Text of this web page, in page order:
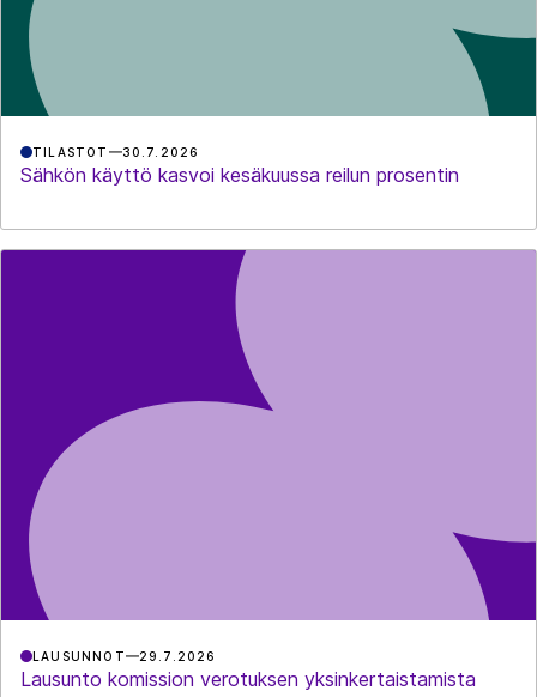
TILASTOT 30.7.2026
Sähkön käyttö kasvoi kesäkuussa reilun prosentin
LAUSUNNOT 29.7.2026
Lausunto komission verotuksen yksinkertaistamista